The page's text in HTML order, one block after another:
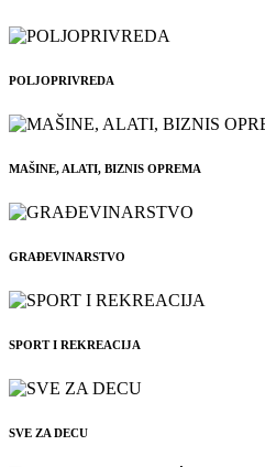
POLJOPRIVREDA
MAŠINE, ALATI, BIZNIS OPREMA
GRAĐEVINARSTVO
SPORT I REKREACIJA
SVE ZA DECU